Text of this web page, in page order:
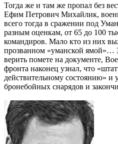
Тогда же и там же пропал без
Ефим Петрович Михайлик,
всего тогда в сражении под
разным оценкам, от 65 до 100
командиров. Мало кто из них
прозванном «уманской ямой»…
верить помете на документе,
фронта наконец узнал, что
действительному состоянию» и
бронебойных снарядов и